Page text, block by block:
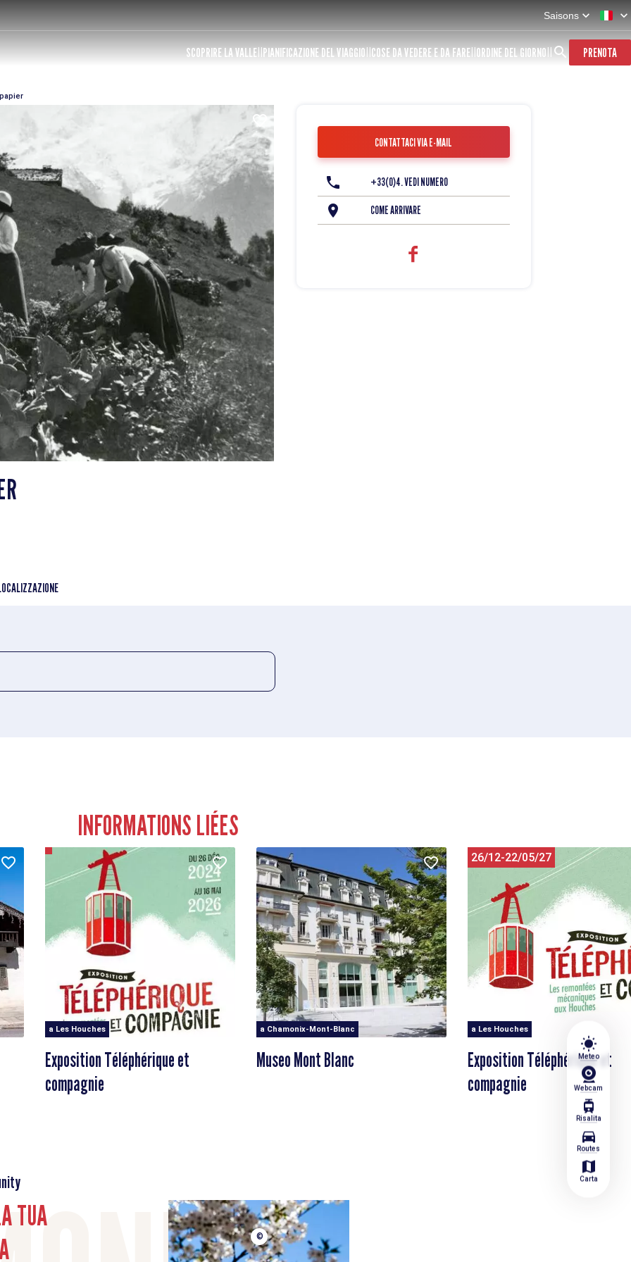
Saisons
SCOPRIRE LA VALLE PIANIFICAZIONE DEL VIAGGIO COSE DA VEDERE E DA FARE ORDINE DEL GIORNO
wb_sunny
Meteo
Webcam
tram
Risalita
directions_car
Routes
map
Carta
PRENOTA
CONTATTACI VIA E-MAIL
+33(0)4. VEDI NUMERO
COME ARRIVARE
INFORMATIONS LIÉES
a Les Houches
Exposition Téléphérique et
compagnie
a Chamonix-Mont-Blanc
Museo Mont Blanc
26/12-22/05/27
a Les Houches
Exposition Téléphérique et
compagnie
TUA
©